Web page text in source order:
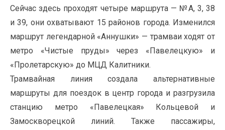
Сейчас здесь проходят четыре маршрута — №А, 3, 38
и 39, они охватывают 15 районов города. Изменился
маршрут легендарной «Аннушки» — трамваи ходят от
метро «Чистые пруды» через «Павелецкую» и
«Пролетарскую» до МЦД Калитники.
Трамвайная линия создала альтернативные
маршруты для поездок в центр города и разгрузила
станцию метро «Павелецкая» Кольцевой и
Замоскворецкой линий. Также пассажиры,